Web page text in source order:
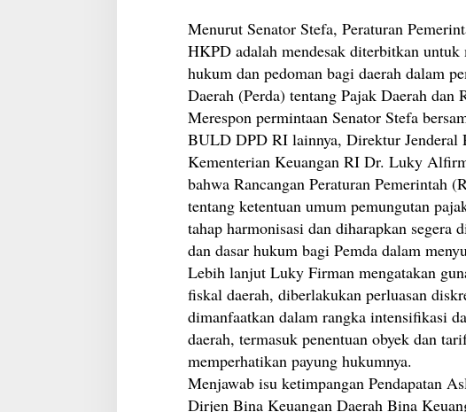
Menurut Senator Stefa, Peraturan
HKPD adalah mendesak diterbitkan untuk
hukum dan pedoman bagi daerah dalam
Daerah (Perda) tentang Pajak Daerah dan
Merespon permintaan Senator Stefa
BULD DPD RI lainnya, Direktur Jenderal
Kementerian Keuangan RI Dr. Luky
bahwa Rancangan Peraturan Pemerintah
tentang ketentuan umum pemungutan
tahap harmonisasi dan diharapkan segera
dan dasar hukum bagi Pemda dalam
Lebih lanjut Luky Firman mengatakan
fiskal daerah, diberlakukan perluasan
dimanfaatkan dalam rangka intensifikasi
daerah, termasuk penentuan obyek dan
memperhatikan payung hukumnya.
Menjawab isu ketimpangan Pendapatan
Dirjen Bina Keuangan Daerah Bina